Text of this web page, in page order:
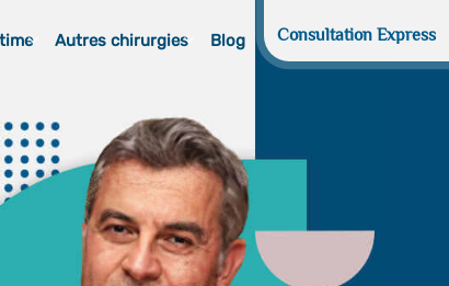
Autres chirurgies Blog Consultation Express